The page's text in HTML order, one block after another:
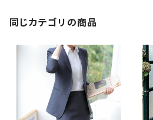
品 切り替え ミディアム ひざ下
ひざ丈 ブラック オフィス カジュ
30代 40代 C-SAW0020
同じカテゴリの商品